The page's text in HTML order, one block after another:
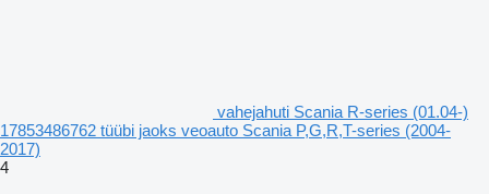
vahejahuti Scania R-series (01.04-)
17853486762 tüübi jaoks veoauto Scania P,G,R,T-series (2004-
2017)
4